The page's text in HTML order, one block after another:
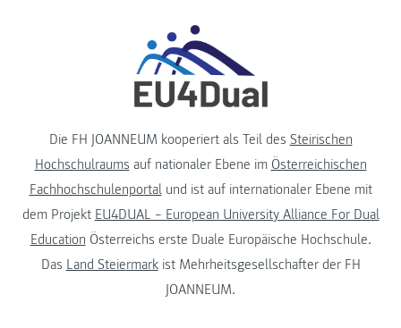
Die FH JOANNEUM kooperiert als Teil des Steirischen
Hochschulraums auf nationaler Ebene im Österreichischen
Fachhochschulenportalund ist auf internationaler Ebene mit
dem Projekt EU4DUAL – European University Alliance For Dual
Education Österreichs erste Duale Europäische Hochschule.
Das Land Steiermarkist Mehrheitsgesellschafter der FH
JOANNEUM.